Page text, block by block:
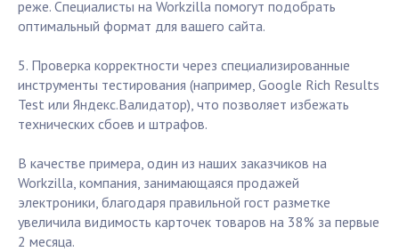
реже. Специалисты на Workzilla помогут подобрать
оптимальный формат для вашего сайта.
5. Проверка корректности через специализированные
инструменты тестирования (например, Google Rich Results
Test или Яндекс.Валидатор), что позволяет избежать
технических сбоев и штрафов.
В качестве примера, один из наших заказчиков на
Workzilla, компания, занимающаяся продажей
электроники, благодаря правильной гост разметке
увеличила видимость карточек товаров на 38% за первые
2 месяца.